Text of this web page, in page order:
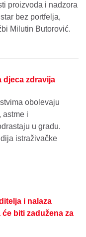
proizvoda i nadzora
bez portfelja,
Milutin Butorović.
djeca zdravija
obolevaju
astme i
u gradu.
istraživačke
i nalaza
biti zadužena za